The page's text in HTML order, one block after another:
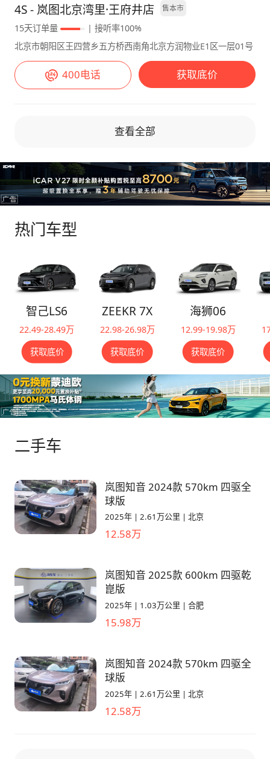
4S - 岚图北京湾里·王府井店 售本市
15天订单量
| 接听率100%
北京市朝阳区王四营乡五方桥西南角北京方润物业E1区一层01号
400电话 获取底价
查看全部
热门车型
智己LS6
22.49-28.49万
获取底价
ZEEKR 7X
22.98-26.98万
获取底价
海狮06
12.99-19.98万
获取底价
二手车
岚图知音 2024款 570km 四驱全
球版
2025年 | 2.61万公里 | 北京
12.58万
岚图知音 2025款 600km 四驱乾
崑版
2025年 | 1.03万公里 | 合肥
15.98万
岚图知音 2024款 570km 四驱全
球版
2025年 | 2.61万公里 | 北京
12.58万